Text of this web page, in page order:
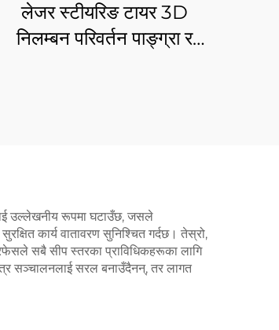
लेजर स्टीयरिङ टायर 3D
निलम्बन परिवर्तन पाङ्ग्रा र
उल्लेखनीय रूपमा घटाउँछ, जसले
कार्य वातावरण सुनिश्चित गर्दछ। तेस्रो,
सबै सीप स्तरका प्राविधिकहरूका लागि
सञ्चालनलाई सरल बनाउँदैनन्, तर लागत